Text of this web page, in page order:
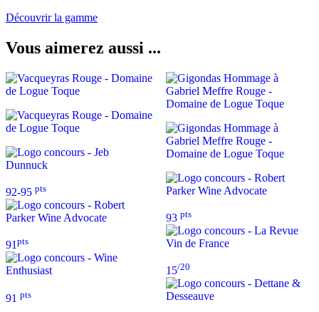
Découvrir la gamme
Vous aimerez aussi ...
92-95 pts
91pts
91 pts
93 pts
15/20